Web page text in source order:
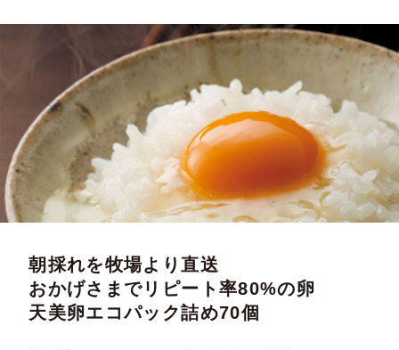
朝採れを牧場より直送
おかげさまでリピート率80%の卵
天美卵エコパック詰め70個